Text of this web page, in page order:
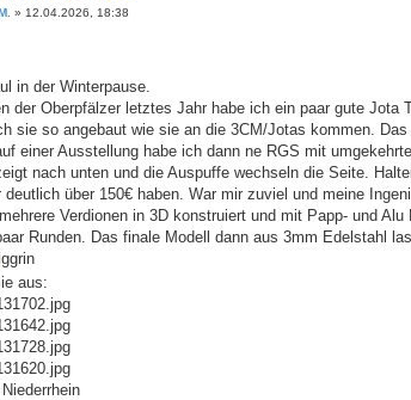
» 12.04.2026, 18:38
in der Winterpause.
der Oberpfälzer letztes Jahr habe ich ein paar gute Jota
sie so angebaut wie sie an die 3CM/Jotas kommen.
einer Ausstellung habe ich dann ne RGS mit
nach unten und die Auspuffe wechseln die Seite.
deutlich über 150€ haben. War mir zuviel und meine
Verdionen in 3D konstruiert und mit Papp- und
Runden. Das finale Modell dann aus 3mm Edelstahl
aus: